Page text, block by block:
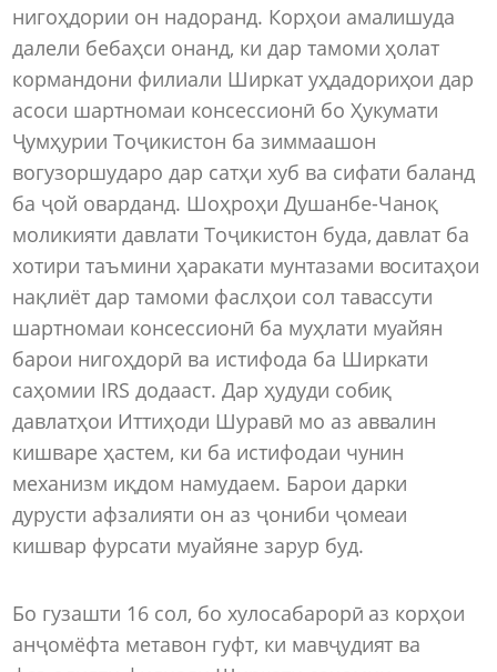
нигоҳдории он надоранд. Корҳои амалишуда
далели бебаҳси онанд, ки дар тамоми ҳолат
кормандони филиали Ширкат уҳдадориҳои дар
асоси шартномаи консессионӣ бо Ҳукумати
Ҷумҳурии Тоҷикистон ба зиммаашон
вогузоршударо дар сатҳи хуб ва сифати баланд
ба ҷой оварданд. Шоҳроҳи Душанбе-Чаноқ
моликияти давлати Тоҷикистон буда, давлат ба
хотири таъмини ҳаракати мунтазами воситаҳои
нақлиёт дар тамоми фаслҳои сол тавассути
шартномаи консессионӣ ба муҳлати муайян
барои нигоҳдорӣ ва истифода ба Ширкати
саҳомии IRS додааст. Дар ҳудуди собиқ
давлатҳои Иттиҳоди Шуравӣ мо аз аввалин
кишваре ҳастем, ки ба истифодаи чунин
механизм иқдом намудаем. Барои дарки
дурусти афзалияти он аз ҷониби ҷомеаи
кишвар фурсати муайяне зарур буд.
Бо гузашти 16 сол, бо хулосабарорӣ аз корҳои
анҷомёфта метавон гуфт, ки мавҷудият ва